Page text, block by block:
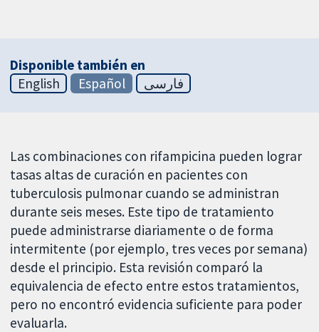
Disponible también en
English
Español فارسی
Las combinaciones con rifampicina pueden lograr
tasas altas de curación en pacientes con
tuberculosis pulmonar cuando se administran
durante seis meses. Este tipo de tratamiento
puede administrarse diariamente o de forma
intermitente (por ejemplo, tres veces por semana)
desde el principio. Esta revisión comparó la
equivalencia de efecto entre estos tratamientos,
pero no encontró evidencia suficiente para poder
evaluarla.